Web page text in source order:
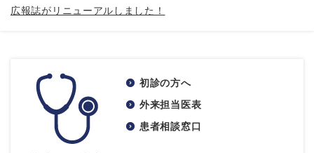
広報誌がリニューアルしました！
初診の方へ
外来担当医表
患者相談窓口